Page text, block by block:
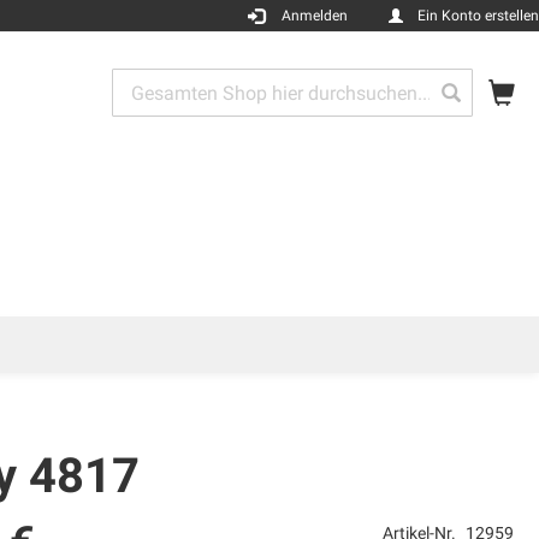
Anmelden Ein Konto erstellen
Search
4817
Artikel-Nr. 12959